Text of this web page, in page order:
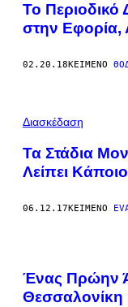
To Περιοδικό
στην
02.20.18ΚΕΊΜΕΝΟ
Διασκέδαση
Τα Στάδια
Λείπει
06.12.17ΚΕΊΜΕΝΟ
Ένας Πρώην
Θεσσαλονίκη